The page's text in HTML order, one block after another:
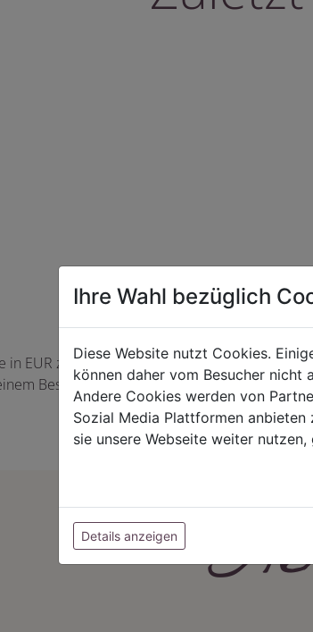
in EUR zzgl. der jeweils gültigen
Bestellwert unter 50,00 EUR behalten wir
können Farbabweichungen
Ihre Wahl bezüglich
Diese Website nutzt Cookies.
können daher vom Besucher nicht
Andere Cookies werden von
Sozial Media Plattformen anbieten
sie unsere Webseite weiter
Details anzeigen